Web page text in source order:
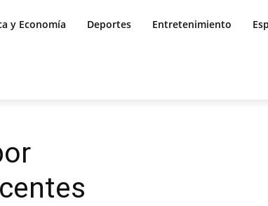
y Economía Deportes Entretenimiento